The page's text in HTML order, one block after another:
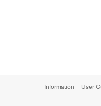
Information User